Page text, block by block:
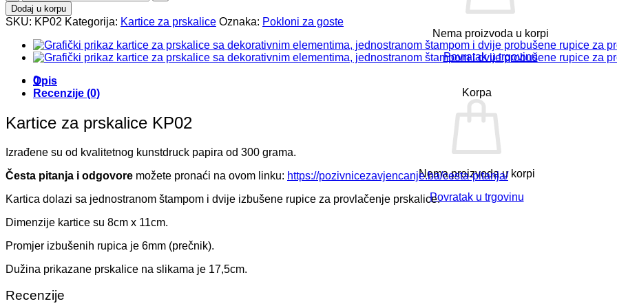
Nema proizvoda u korpi
Povratak u trgovinu
0
Korpa
Nema proizvoda u korpi
Povratak u trgovinu
za
prskalice
KP02
količina
Dodaj u korpu
SKU: KP02 Kategorija: Kartice za prskalice Oznaka: Pokloni za goste
Opis
Recenzije (0)
Kartice za prskalice KP02
Izrađene su od kvalitetnog kunstdruck papira od 300 grama.
Česta pitanja i odgovore možete pronaći na ovom linku: https://pozivnicezavjencanje.ba/cesta-pitanja/
Kartica dolazi sa jednostranom štampom i dvije izbušene rupice za provlačenje prskalice.
Dimenzije kartice su 8cm x 11cm.
Promjer izbušenih rupica je 6mm (prečnik).
Dužina prikazane prskalice na slikama je 17,5cm.
Recenzije